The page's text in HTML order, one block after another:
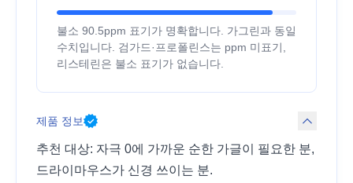
불소 90.5ppm 표기가 명확합니다. 가그린과 동일
수치입니다. 검가드·프로폴린스는 ppm 미표기,
리스테린은 불소 표기가 없습니다.
제품 정보
추천 대상: 자극 0에 가까운 순한 가글이 필요한 분,
드라이마우스가 신경 쓰이는 분.